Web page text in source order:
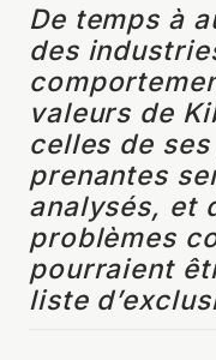
De temps à
des
valeurs de
celles de
prenantes
analysés, et
problèmes
pourraient
liste